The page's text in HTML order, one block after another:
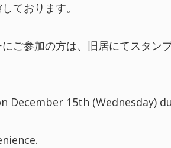
ております。
ご参加の方は、旧居にてスタン
December 15th (Wednesday)